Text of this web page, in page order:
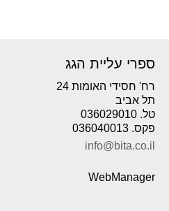
ספרי עליית הגג
רח' חסידי האומות 24
תל אביב
טל. 036029010
פקס. 036040013
info@bita.co.il
WebManager